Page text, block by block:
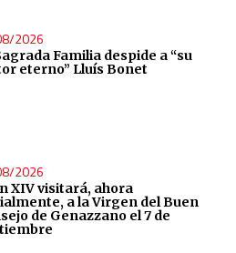
2026
Familia despide a “su
eterno” Lluís Bonet
2026
XIV visitará, ahora
a la Virgen del Buen
de Genazzano el 7 de